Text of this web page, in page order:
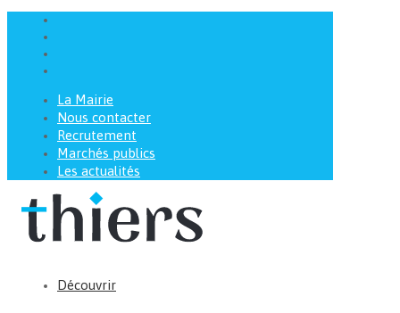
La Mairie
Nous contacter
Recrutement
Marchés publics
Les actualités
Découvrir